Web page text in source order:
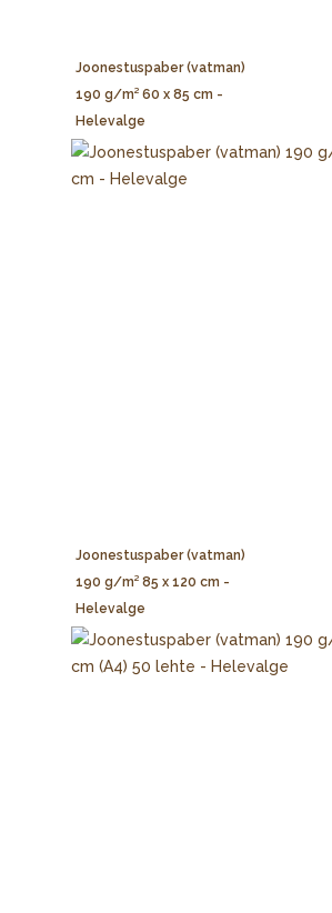
Joonestuspaber (vatman)
190 g/m² 60 x 85 cm -
Helevalge
Joonestuspaber (vatman)
190 g/m² 85 x 120 cm -
Helevalge